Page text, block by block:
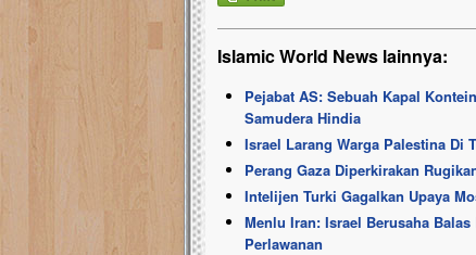
Islamic World News lainnya:
Pejabat AS: Sebuah Kapal
Samudera Hindia
Israel Larang Warga Palestina Di
Perang Gaza Diperkirakan
Intelijen Turki Gagalkan Upaya
Menlu Iran: Israel Berusaha
Perlawanan